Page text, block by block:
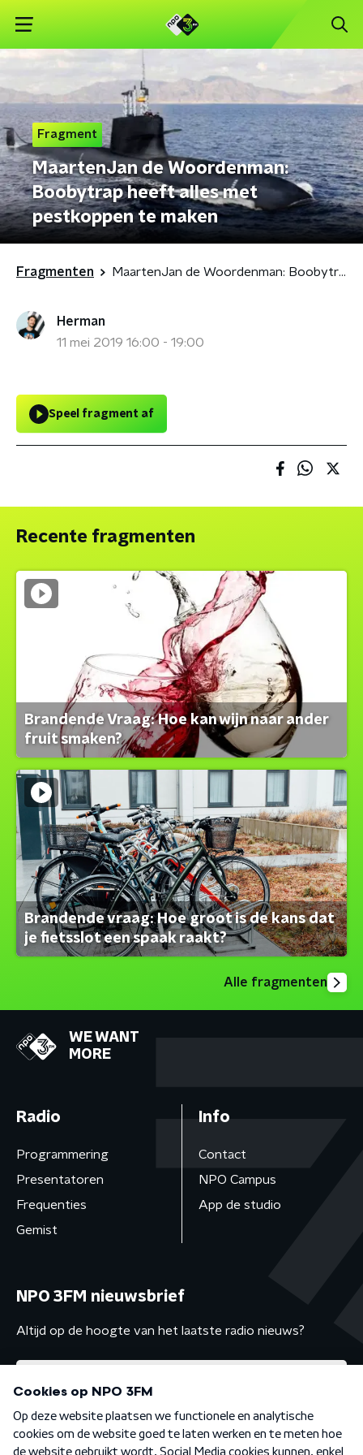
Fragment
MaartenJan de Woordenman:
Boobytrap heeft alles met
pestkoppen te maken
Fragmenten MaartenJan de Woordenman: Boobytrap heeft alles met pestkoppen te maken
Herman
11 mei 2019 16:00 - 19:00
Speel fragment af
Recente fragmenten
Brandende Vraag: Hoe kan wijn naar ander
fruit smaken?
Brandende vraag: Hoe groot is de kans dat
je fietsslot een spaak raakt?
Alle fragmenten
WE WANT
MORE
Radio
Programmering
Presentatoren
Frequenties
Gemist
Info
Contact
NPO Campus
App de studio
NPO 3FM nieuwsbrief
Altijd op de hoogte van het laatste radio nieuws?